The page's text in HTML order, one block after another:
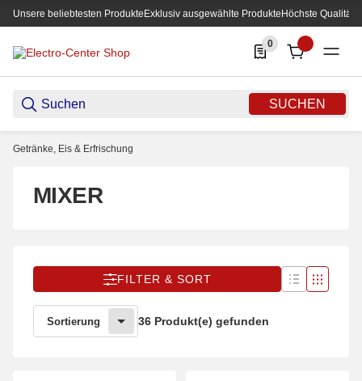
Unsere beliebtesten ProdukteExklusiv ausgewählte ProdukteHöchste Qualität
SUCHEN
0
0 Produkte in der
Getränke, Eis & Erfrischung
MIXER
FILTER & SORT
Sortierung 36 Produkt(e) gefunden